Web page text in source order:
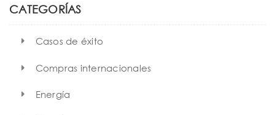
h
CATEGORÍAS
Casos de éxito
Compras internacionales
Energía